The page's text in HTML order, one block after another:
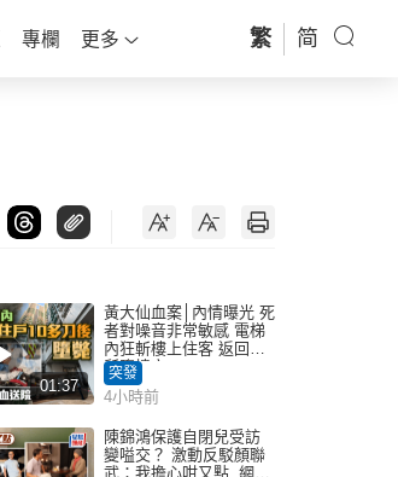
專欄 更多 繁 简
01:37
黃大仙血案│內情曝光 死
者對噪音非常敏感 電梯
內狂斬樓上住客 返回住
所墮樓亡
突發
4小時前
陳錦鴻保護自閉兒受訪
變嗌交？ 激動反駁顏聯
武：我擔心咁又點 網民